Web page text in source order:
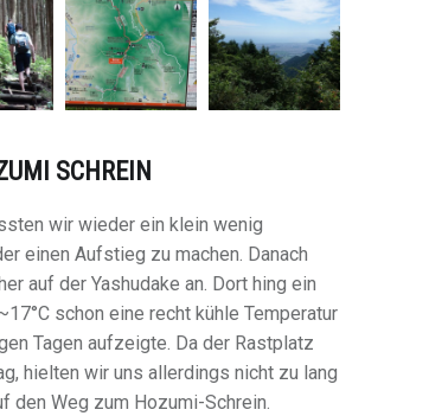
SCHREIN
wir wieder ein klein wenig
einen Aufstieg zu machen. Danach
auf der Yashudake an. Dort hing ein
schon eine recht kühle Temperatur
Tagen aufzeigte. Da der Rastplatz
hielten wir uns allerdings nicht zu lang
den Weg zum Hozumi-Schrein.